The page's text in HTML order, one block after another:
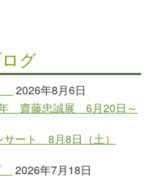
グ
2026年8月6日
年 齋藤忠誠展 6月20日～
サート 8月8日（土）
2026年7月18日